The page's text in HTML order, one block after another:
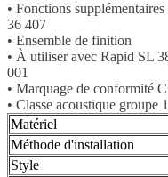
• Fonctions
36 407
• Ensemble de finition
• À utiliser avec Rapid SL
001
• Marquage de conformité
• Classe acoustique groupe
Matériel
Méthode d'installation
Style